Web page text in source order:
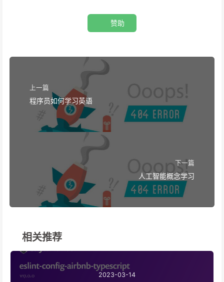
赞助
上一篇
程序员如何学习英语
下一篇
人工智能概念学习
相关推荐
2023-03-14